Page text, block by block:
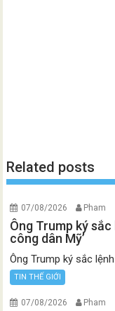
Related posts
07/08/2026 Pham
Ông Trump ký sắc
công dân Mỹ’
Ông Trump ký sắc
TIN THẾ GIỚI
07/08/2026 Pham